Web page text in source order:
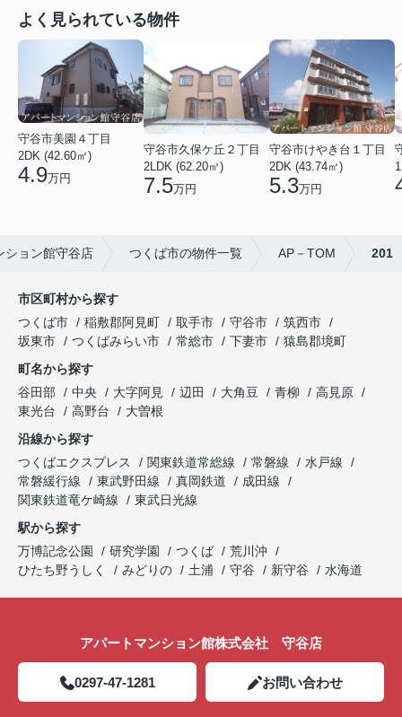
よく見られている物件
守谷市美園４丁目
2DK (42.60㎡)
4.9万円
守谷市久保ケ丘２丁目
2LDK (62.20㎡)
7.5万円
守谷市けやき台１丁目
2DK (43.74㎡)
5.3万円
ション館守谷店 つくば市の物件一覧 AP－TOM 201
市区町村から探す
つくば市
稲敷郡阿見町 取手市 守谷市
筑西市
坂東市
つくばみらい市 常総市 下妻市
猿島郡境町
町名から探す
谷田部
中央 大字阿見 辺田 大角豆 青柳
高見原
東光台
高野台
大曽根
沿線から探す
つくばエクスプレス
関東鉄道常総線 常磐線
水戸線
常磐緩行線
東武野田線 真岡鉄道
成田線
関東鉄道竜ケ崎線
東武日光線
駅から探す
万博記念公園
研究学園 つくば
荒川沖
ひたち野うしく
みどりの 土浦 守谷 新守谷 水海道
アパートマンション館株式会社 守谷店
0297-47-1281 お問い合わせ